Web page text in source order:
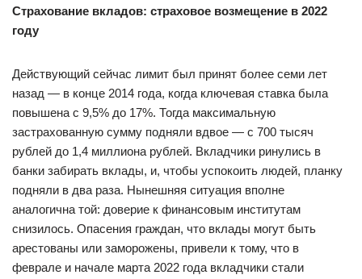
Страхование вкладов: страховое возмещение в 2022
году
Действующий сейчас лимит был принят более семи лет
назад — в конце 2014 года, когда ключевая ставка была
повышена с 9,5% до 17%. Тогда максимальную
застрахованную сумму подняли вдвое — с 700 тысяч
рублей до 1,4 миллиона рублей. Вкладчики ринулись в
банки забирать вклады, и, чтобы успокоить людей, планку
подняли в два раза. Нынешняя ситуация вполне
аналогична той: доверие к финансовым институтам
снизилось. Опасения граждан, что вклады могут быть
арестованы или заморожены, привели к тому, что в
феврале и начале марта 2022 года вкладчики стали